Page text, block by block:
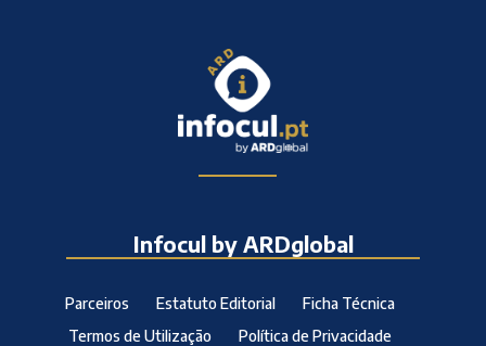
Infocul by ARDglobal
Parceiros Estatuto Editorial
Ficha Técnica
Termos de Utilização
Política de Privacidade